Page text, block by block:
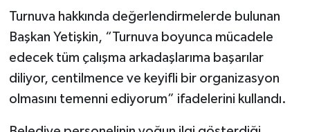
Turnuva hakkında değerlendirmelerde bulunan
Başkan Yetişkin, “Turnuva boyunca mücadele
edecek tüm çalışma arkadaşlarıma başarılar
diliyor, centilmence ve keyifli bir organizasyon
olmasını temenni ediyorum” ifadelerini kullandı.